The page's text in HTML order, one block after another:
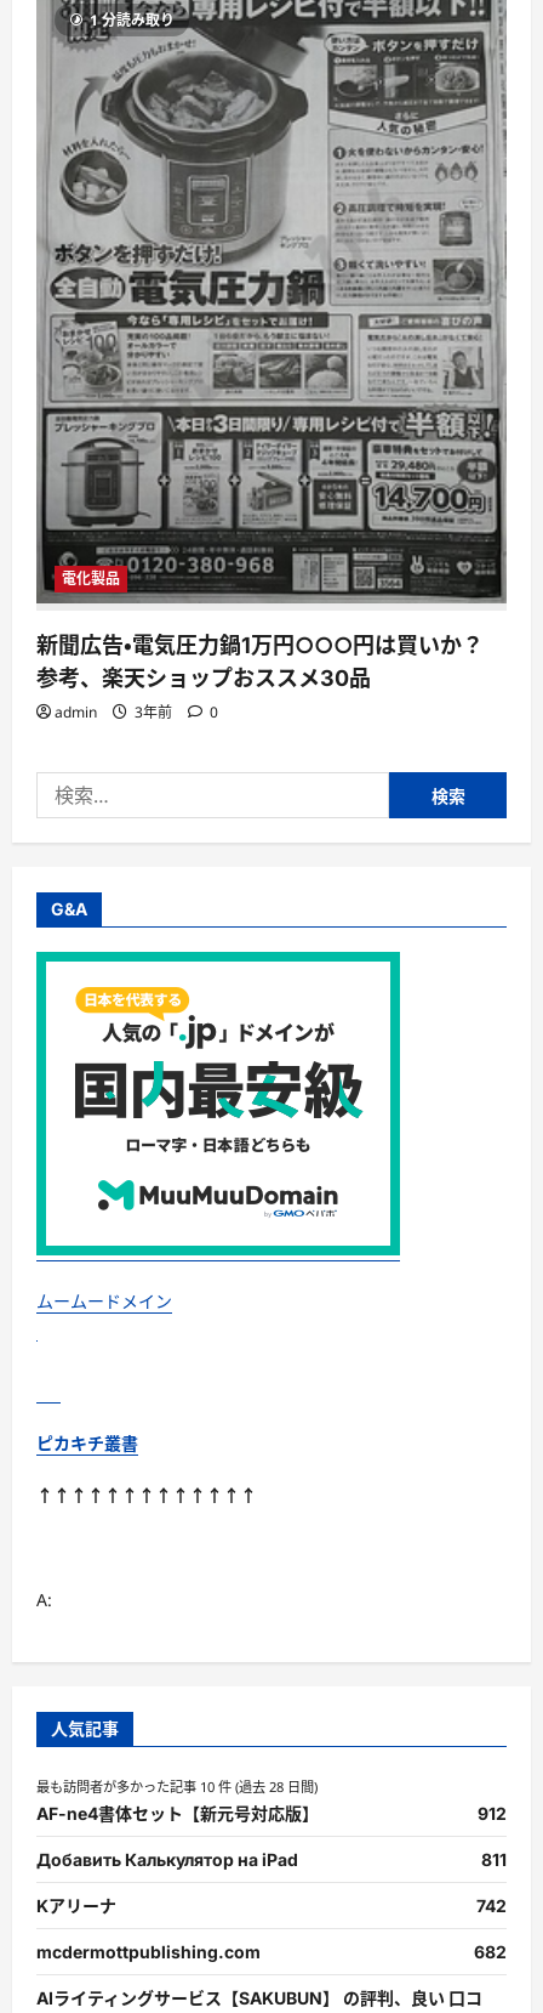
1 分読み取り
電化製品
新聞広告・電気圧力鍋1万円○○○円は買いか？
参考、楽天ショップおススメ30品
admin 3年前 0
索:
G&A
ムームードメイン
ピカキチ叢書
↑↑↑↑↑↑↑↑↑↑↑↑↑
A:
人気記事
最も訪問者が多かった記事 10 件 (過去 28 日間)
AF-ne4書体セット【新元号対応版】 912
Добавить Калькулятор на iPad 811
Kアリーナ 742
mcdermottpublishing.com 682
AIライティングサービス【SAKUBUN】 の評判、良い 口コ